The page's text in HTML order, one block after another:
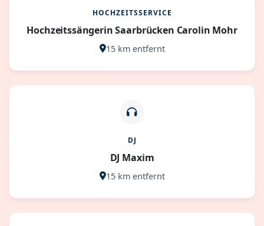
HOCHZEITSSERVICE
Hochzeitssängerin Saarbrücken Carolin Mohr
15 km entfernt
DJ
DJ Maxim
15 km entfernt